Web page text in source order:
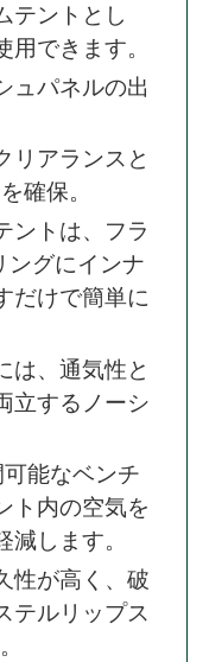
テントとし
できます。
ュパネルの出
リアランスと
確保。
ントは、フラ
ングにインナ
だけで簡単に
は、通気性と
立するノーシ
能なベンチ
ト内の空気を
します。
性が高く、破
テルリップス